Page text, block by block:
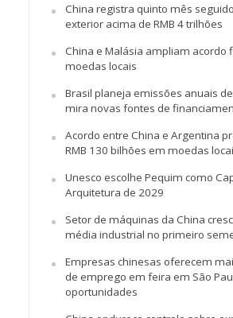
China registra quinto mês
exterior acima de RMB 4 trilhões
China e Malásia ampliam acordo
moedas locais
Brasil planeja emissões anuais
mira novas fontes de
Acordo entre China e Argentina
RMB 130 bilhões em moedas
Unesco escolhe Pequim como
Arquitetura de 2029
Setor de máquinas da China
média industrial no primeiro
Empresas chinesas oferecem
de emprego em feira em São
oportunidades